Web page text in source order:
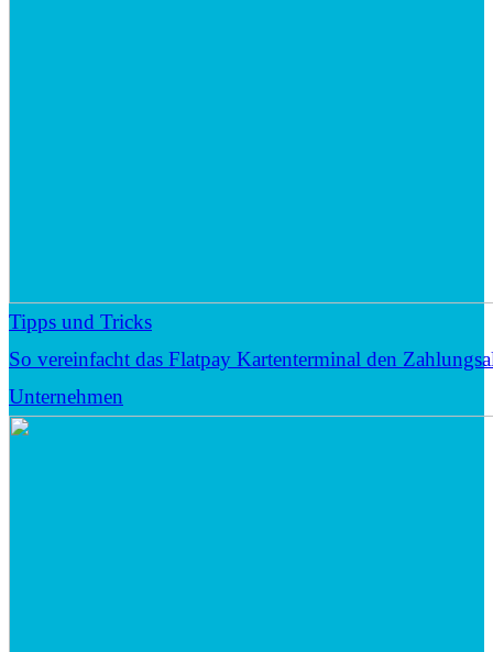
Tipps und Tricks
So vereinfacht das Flatpay Kartenterminal den
Unternehmen